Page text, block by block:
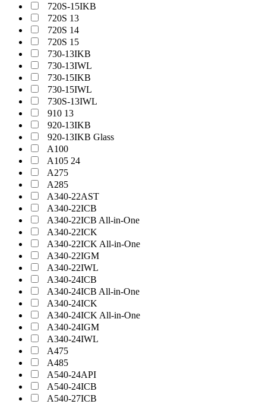
720S-15IKB
720S 13
720S 14
720S 15
730-13IKB
730-13IWL
730-15IKB
730-15IWL
730S-13IWL
910 13
920-13IKB
920-13IKB Glass
A100
A105 24
A275
A285
A340-22AST
A340-22ICB
A340-22ICB All-in-One
A340-22ICK
A340-22ICK All-in-One
A340-22IGM
A340-22IWL
A340-24ICB
A340-24ICB All-in-One
A340-24ICK
A340-24ICK All-in-One
A340-24IGM
A340-24IWL
A475
A485
A540-24API
A540-24ICB
A540-27ICB